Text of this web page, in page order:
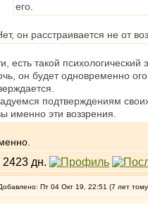
его.
он расстраивается не от
есть такой
он будет одновременно
подтверждениям
именно эти воззрения.
Пт 04 Окт 19, 22:51 (7 лет